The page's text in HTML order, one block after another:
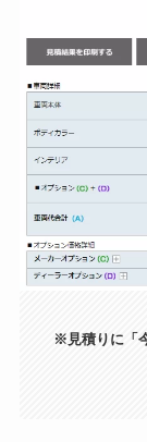
※見積りに「